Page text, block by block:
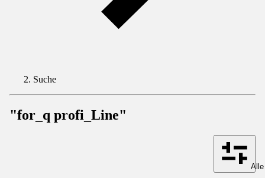
Suche
"for_q profi_Line"